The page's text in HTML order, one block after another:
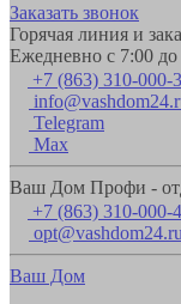
Заказать звонок
Горячая линия и
Ежедневно с 7:00 до
+7 (863) 310-000-3
Telegram
Max
Ваш Дом Профи -
+7 (863) 310-000-4
opt@vashdom24.ru
Ваш Дом